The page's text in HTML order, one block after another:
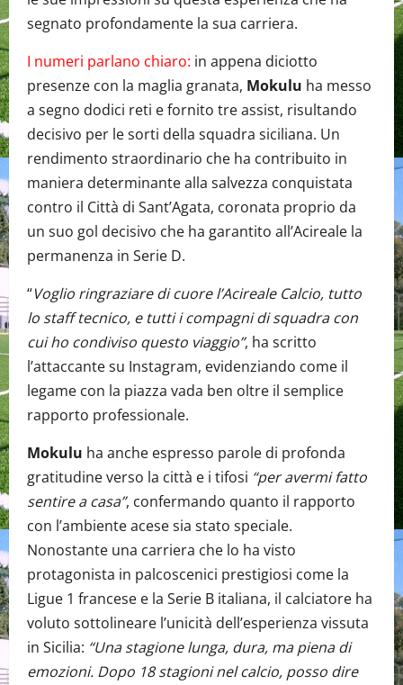
segnato profondamente la sua carriera.
I numeri parlano chiaro: in appena diciotto
presenze con la maglia granata, Mokulu ha messo
a segno dodici reti e fornito tre assist, risultando
decisivo per le sorti della squadra siciliana. Un
rendimento straordinario che ha contribuito in
maniera determinante alla salvezza conquistata
contro il Città di Sant’Agata, coronata proprio da
un suo gol decisivo che ha garantito all’Acireale la
permanenza in Serie D.
“Voglio ringraziare di cuore l’Acireale Calcio, tutto
lo staff tecnico, e tutti i compagni di squadra con
cui ho condiviso questo viaggio”, ha scritto
l’attaccante su Instagram, evidenziando come il
legame con la piazza vada ben oltre il semplice
rapporto professionale.
Mokulu ha anche espresso parole di profonda
gratitudine verso la città e i tifosi “per avermi fatto
sentire a casa”, confermando quanto il rapporto
con l’ambiente acese sia stato speciale.
Nonostante una carriera che lo ha visto
protagonista in palcoscenici prestigiosi come la
Ligue 1 francese e la Serie B italiana, il calciatore ha
voluto sottolineare l’unicità dell’esperienza vissuta
in Sicilia: “Una stagione lunga, dura, ma piena di
emozioni. Dopo 18 stagioni nel calcio, posso dire